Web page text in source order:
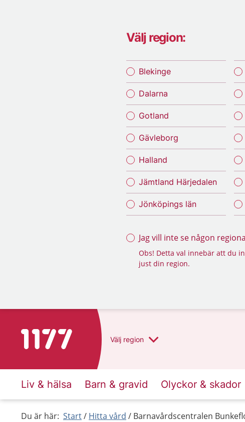
Välj region:
Blekinge
Dalarna
Gotland
Gävleborg
Halland
Jämtland Härjedalen
Jönköpings län
Jag vill inte se någon
Obs! Detta val innebär att du
just din region.
Till startsidan för 1177 Välj region
Liv & hälsa Barn & gravid Olyckor & skador
Du är här: Start Hitta vård Barnavårdscentralen